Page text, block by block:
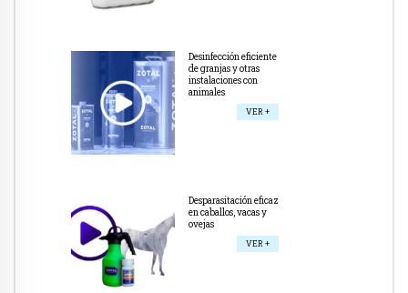
Desinfección eficiente
de granjas y otras
instalaciones con
animales
VER +
Desparasitación eficaz
en caballos, vacas y
ovejas
VER +